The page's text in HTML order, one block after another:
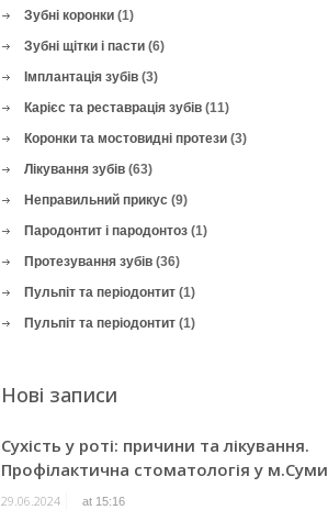
Зубні коронки (1)
Зубні щітки і пасти (6)
Імплантація зубів (3)
Карієс та реставрація зубів (11)
Коронки та мостовидні протези (3)
Лікування зубів (63)
Неправильний прикус (9)
Пародонтит і пародонтоз (1)
Протезування зубів (36)
Пульпіт та періодонтит (1)
Пульпіт та періодонтит (1)
Нові записи
Сухість у роті: причини та лікування.
Профілактична стоматологія у м.Суми
29.06.2024 at 15:16